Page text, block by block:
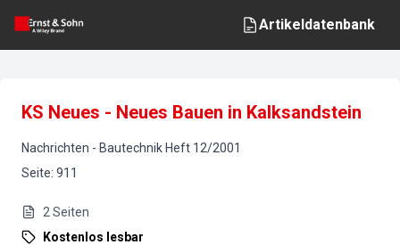
Artikeldatenbank
KS Neues - Neues Bauen in Kalksandstein
Nachrichten - Bautechnik Heft 12/2001
Seite: 911
2 Seiten
Kostenlos lesbar